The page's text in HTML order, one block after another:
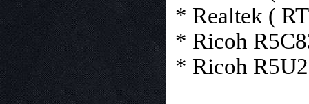
* Realtek (
* Ricoh
* Ricoh